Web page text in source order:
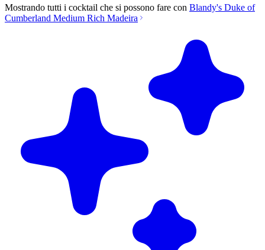
Mostrando tutti i cocktail che si possono fare con Blandy's Duke of
Cumberland Medium Rich Madeira